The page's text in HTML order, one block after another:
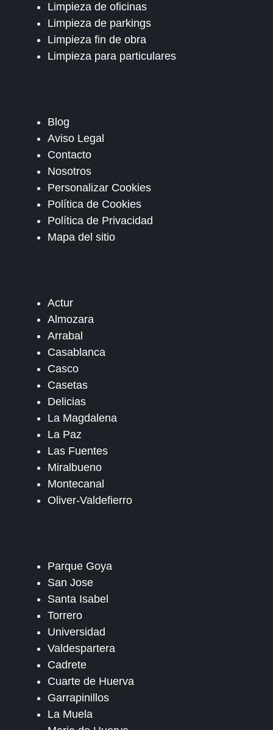
Limpieza de oficinas
Limpieza de parkings
Limpieza fin de obra
Limpieza para particulares
Blog
Aviso Legal
Contacto
Nosotros
Personalizar Cookies
Política de Cookies
Política de Privacidad
Mapa del sitio
Actur
Almozara
Arrabal
Casablanca
Casco
Casetas
Delicias
La Magdalena
La Paz
Las Fuentes
Miralbueno
Montecanal
Oliver-Valdefierro
Parque Goya
San Jose
Santa Isabel
Torrero
Universidad
Valdespartera
Cadrete
Cuarte de Huerva
Garrapinillos
La Muela